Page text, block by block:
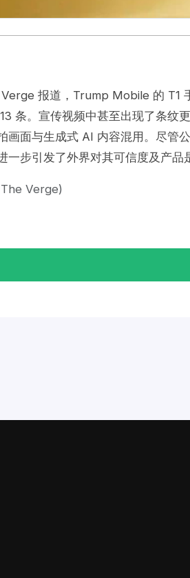
报道，Trump Mobile 的 T1
条。宣传视频中甚至出现了条纹
画面与生成式 AI 内容混用。尽管
一步引发了外界对其可信度及产品
Verge)